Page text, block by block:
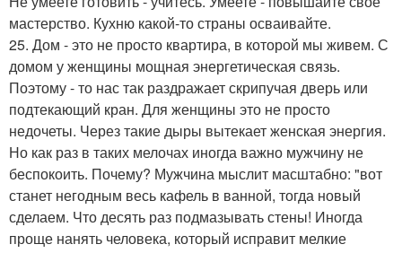
мастерство. Кухню какой-то страны осваивайте.
25. Дом - это не просто квартира, в которой мы живем. С
домом у женщины мощная энергетическая связь.
Поэтому - то нас так раздражает скрипучая дверь или
подтекающий кран. Для женщины это не просто
недочеты. Через такие дыры вытекает женская энергия.
Но как раз в таких мелочах иногда важно мужчину не
беспокоить. Почему? Мужчина мыслит масштабно: "вот
станет негодным весь кафель в ванной, тогда новый
сделаем. Что десять раз подмазывать стены! Иногда
проще нанять человека, который исправит мелкие